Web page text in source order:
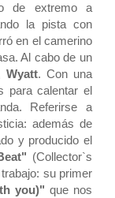
de extremo a
la pista con
en el camerino
Al cabo de un
Wyatt. Con una
para calentar el
Referirse a
además de
y producido el
(Collector`s
su primer
you)" que nos